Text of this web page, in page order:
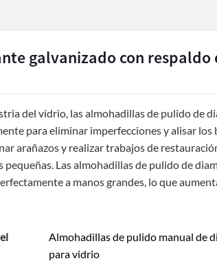
galvanizado con respaldo
del vidrio, las almohadillas de pulido de
para eliminar imperfecciones y alisar los
arañazos y realizar trabajos de
pequeñas. Las almohadillas de pulido de
a manos grandes, lo que
Almohadillas de pulido manual de
para vidrio